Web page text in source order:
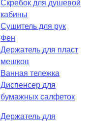
Скребок для душевой
кабины
Сушитель для рук
Фен
Держатель для пласт
мешков
Ванная тележка
Диспенсер для
бумажных салфеток
Держатель для